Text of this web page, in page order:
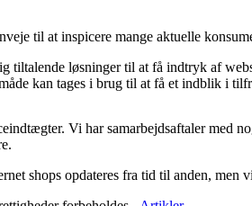
til at inspicere mange aktuelle
tiltalende løsninger til at få indtryk af
kan tages i brug til at få et indblik i
Vi har samarbejdsaftaler med
shops opdateres fra tid til anden,